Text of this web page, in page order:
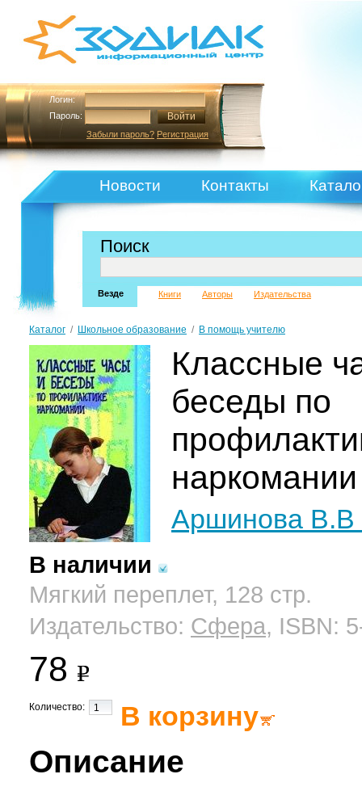
Новости Контакты
Логин:
Пароль:
Забыли пароль? Регистрация
Поиск
Везде Книги Авторы Издательства
Каталог / Школьное образование / В помощь учителю
Классные
беседы по
наркомании
Аршинова В.В
В наличии
Мягкий переплет, 128 стр.
Издательство: Сфера, ISBN:
78
Количество: В корзину
Описание